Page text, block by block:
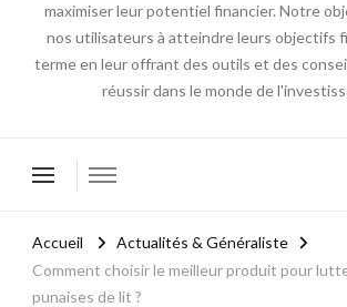
maximiser leur potentiel financier. Notre
nos utilisateurs à atteindre leurs objectifs
terme en leur offrant des outils et des
réussir dans le monde de
Accueil
Actualités & Généraliste
Comment choisir le meilleur produit pour
punaises de lit ?